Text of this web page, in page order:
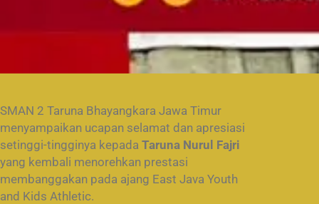
SMAN 2 Taruna Bhayangkara Jawa Timur
menyampaikan ucapan selamat dan apresiasi
setinggi-tingginya kepada Taruna Nurul Fajri
yang kembali menorehkan prestasi
membanggakan pada ajang East Java Youth
and Kids Athletic.